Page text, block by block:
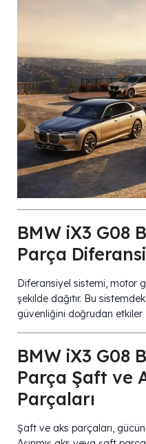
BMW iX3 G08
Parça
Diferansiyel sistemi, motor
şekilde dağıtır. Bu
güvenliğini doğrudan etkiler
BMW iX3 G08
Parça Şaft ve
Parçaları
Şaft ve aks parçaları,